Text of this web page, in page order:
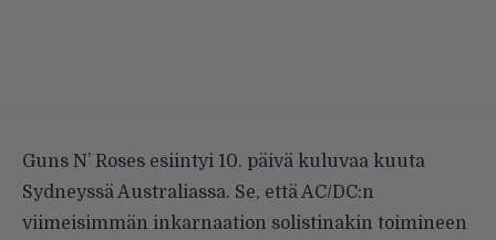
Guns N’ Roses esiintyi 10. päivä kuluvaa kuuta
Sydneyssä Australiassa. Se, että AC/DC:n
viimeisimmän inkarnaation solistinakin toimineen